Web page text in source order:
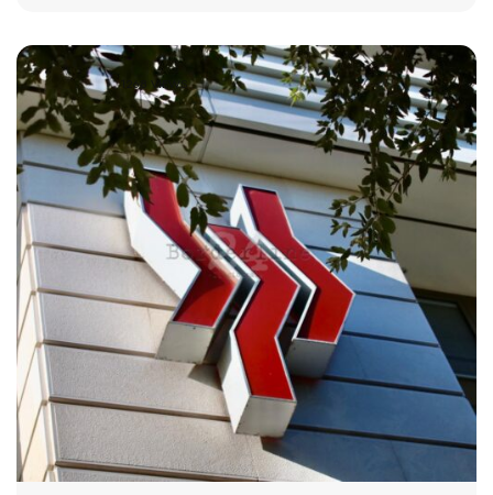
1268 VIEWS